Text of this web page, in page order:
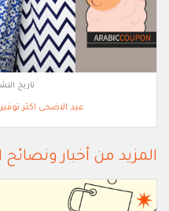
تاريخ
عيد الاضحى اكثر
المزيد من أخبار